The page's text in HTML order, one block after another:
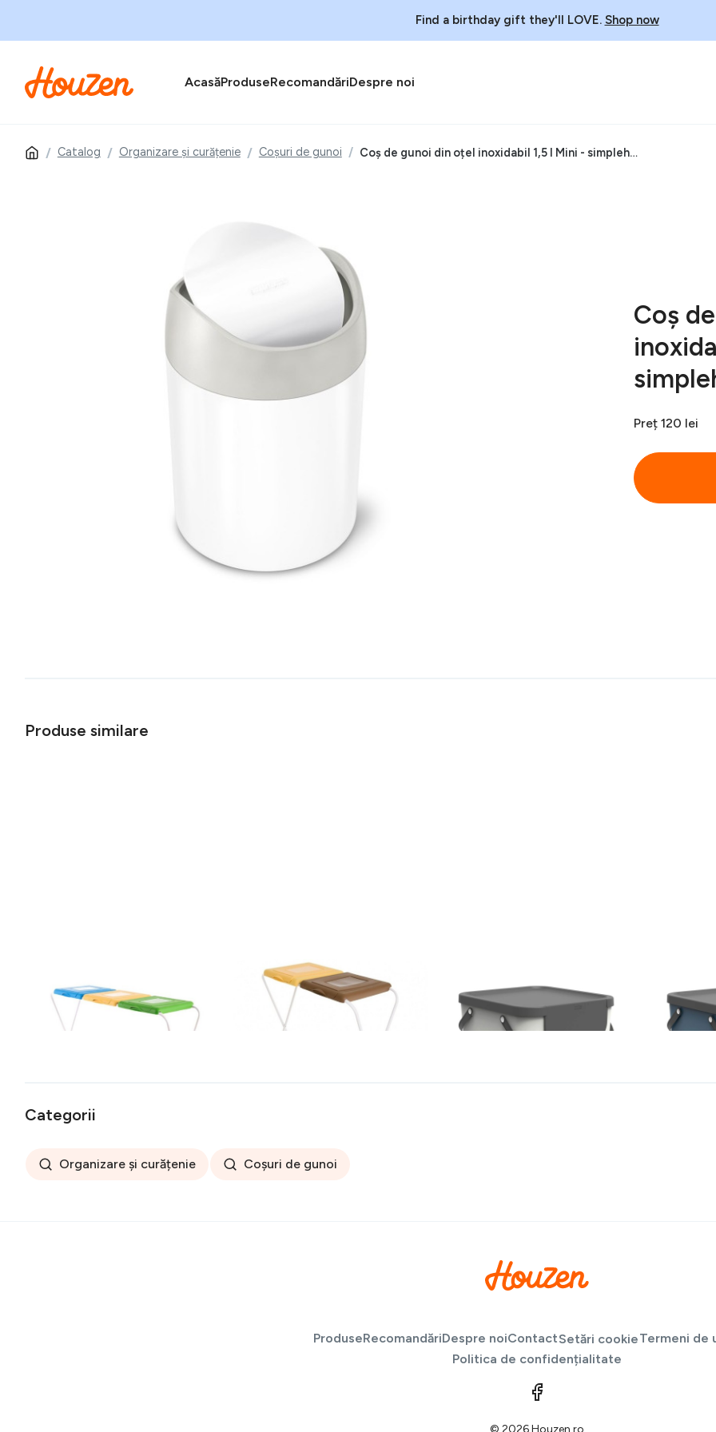
Find a birthday gift they'll LOVE. Shop now
AcasăProduseRecomandăriDespre noi
Catalog Organizare și curățenie Coșuri de gunoi Coș de gunoi din oțel inoxidabil 1,5 l Mini - simplehuman
Coș
Preț 120 lei
Produse similare
colectare selectiva 120 L, Jotta, 3
compartimente verde-galben-
albastru, otel
149 lei
Suport pentru saci menajeri pentru
colectare selectiva 120 L, Jotta, 2
compartimente galben-maro, otel
selectiva Albula, Rotho, 40 L,
plastic, alb
120 lei
selectiva
plastic,
120 lei
Categorii
Organizare și curățenie Coșuri de gunoi
ProduseRecomandăriDespre noiContactSetări cookieTermeni de
Politica de confidențialitate